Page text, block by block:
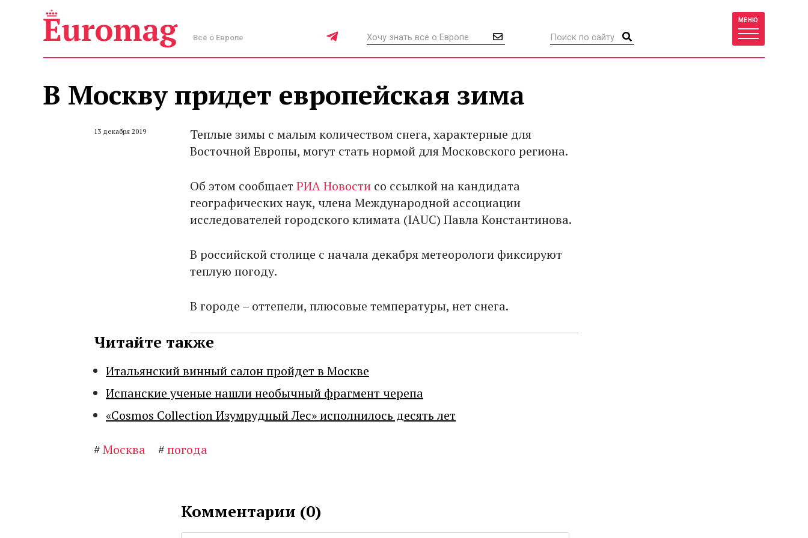
Всё о Европе
МЕНЮ
В Москву придет европейская зима
13 декабря 2019
Теплые зимы с малым количеством снега, характерные для
Восточной Европы, могут стать нормой для Московского региона.
Об этом сообщает РИА Новости со ссылкой на кандидата
географических наук, члена Международной ассоциации
исследователей городского климата (IAUC) Павла Константинова.
В российской столице с начала декабря метеорологи фиксируют
теплую погоду.
В городе – оттепели, плюсовые температуры, нет снега.
Читайте также
Итальянский винный салон пройдет в Москве
Испанские ученые нашли необычный фрагмент черепа
«Cosmos Collection Изумрудный Лес» исполнилось десять лет
#Москва #погода
Комментарии (0)